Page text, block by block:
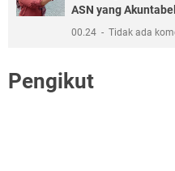
ASN yang Akuntabel
00.24 Tidak ada
Pengikut